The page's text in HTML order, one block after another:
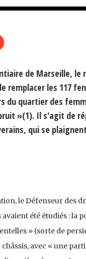
de Marseille, le
remplacer les 117
du quartier des
»(1). Il s'agit de
qui se
le Défenseur des
été étudiés : la
» (sorte de
avec « une